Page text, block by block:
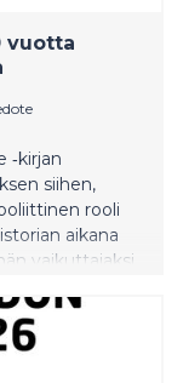
vuotta
‑kirjan
siihen,
rooli
aikana
vaikuttajaksi.